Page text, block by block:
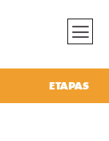
ETAPAS